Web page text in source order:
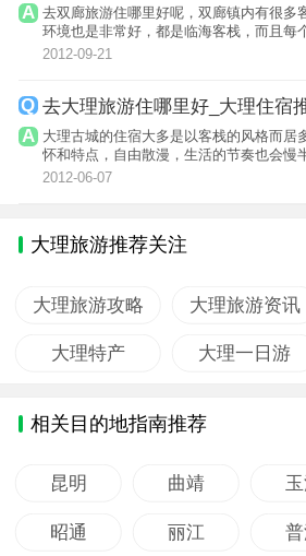
去双廊旅游住哪里好呢，双廊镇内有很多
环境也是非常好，都是临海客栈，而且每
不尽相同，...
2012-09-21
去大理旅游住哪里好_大理住宿
大理古城的住宿大多是以客栈的风格而居
怀和特点，自由散漫，生活的节奏也会慢
期居住于此...
2012-06-07
大理旅游推荐关注
大理旅游攻略 大理旅游资讯
大理特产 大理一日游
相关目的地指南推荐
昆明 曲靖
昭通 丽江